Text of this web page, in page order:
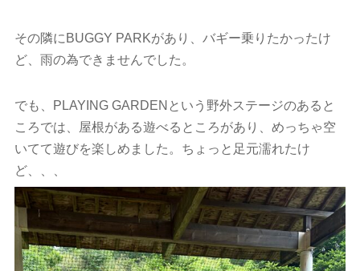
その隣にBUGGY PARKがあり、バギー乗りたかったけ
ど、雨の為できませんでした。
でも、PLAYING GARDENという野外ステージのあると
ころでは、屋根がある遊べるところがあり、めっちゃ空
いてて遊びを楽しめました。ちょっと足元濡れたけ
ど、、、